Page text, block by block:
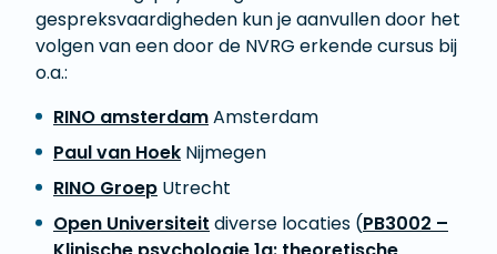
gespreksvaardigheden kun je aanvullen door het
volgen van een door de NVRG erkende cursus bij
o.a.:
RINO amsterdamAmsterdam
Paul van Hoek Nijmegen
RINO Groep Utrecht
Open Universiteit diverse locaties (PB3002 –